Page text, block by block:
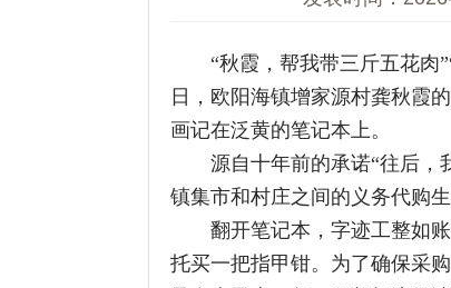
日，欧阳海镇增家源村龚秋霞的手
画记在泛黄的笔记本上。
源自十年前的承诺“往后，我为你
镇集市和村庄之间的义务代购生涯。
翻开笔记本，字迹工整如账册：
托买一把指甲钳。为了确保采购时
录在本子上，每一项都标注得清清楚